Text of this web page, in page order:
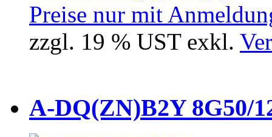
Preise nur mit
zzgl. 19 % UST exkl.
A-DQ(ZN)B2Y 8G50/